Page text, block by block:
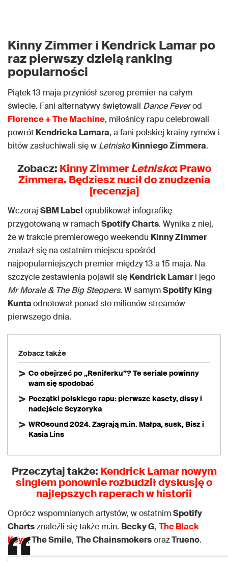
Kinny Zimmer i Kendrick Lamar po
raz pierwszy dzielą ranking
popularności
Piątek 13 maja przyniósł szereg premier na całym
świecie. Fani alternatywy świętowali Dance Feverod
Florence + The Machine, miłośnicy rapu celebrowali
powrót Kendricka Lamara, a fani polskiej krainy rymów i
bitów zasłuchiwali się w Letnisko Kinniego Zimmera.
Zobacz: Kinny ZimmerLetnisko: Prawo
Zimmera. Będziesz nucił do znudzenia
[recenzja]
Wczoraj SBM Label opublikował infografikę
przygotowaną w ramachSpotify Charts. Wynika z niej,
że w trakcie premierowego weekendu Kinny Zimmer
znalazł się na ostatnim miejscu spośród
najpopularniejszych premier między 13 a 15 maja. Na
szczycie zestawienia pojawił się Kendrick Lamari jego
Mr Morale & The Big Steppers. W samymSpotify King
Kuntaodnotował ponad sto milionów streamów
pierwszego dnia.
Zobacz także
Co obejrzeć po „Reniferku”? Te seriale powinny
wam się spodobać
Początki polskiego rapu: pierwsze kasety, dissy i
nadejście Scyzoryka
WROsound 2024. Zagrają m.in. Małpa, susk, Bisz i
Kasia Lins
Przeczytaj także: Kendrick Lamar nowym
singlem ponownie rozbudził dyskusję o
najlepszych raperach w historii
Oprócz wspomnianych artystów, w ostatnimSpotify
Chartsznaleźli się także m.in. Becky G, The Black
Keys,The Smile, The ChainsmokersorazTrueno.